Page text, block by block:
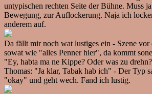
untypischen rechten Seite der Bühne. Muss
Bewegung, zur Auflockerung. Naja ich
anderem auf.
Da fällt mir noch wat lustiges ein - Szene vor
sowat wie "alles Penner hier", da kommt
"Ey, habta ma ne Kippe? Oder was zu
Thomas: "Ja klar, Tabak hab ich" - Der Typ
"okay" und geht wech. Fand ich lustig.